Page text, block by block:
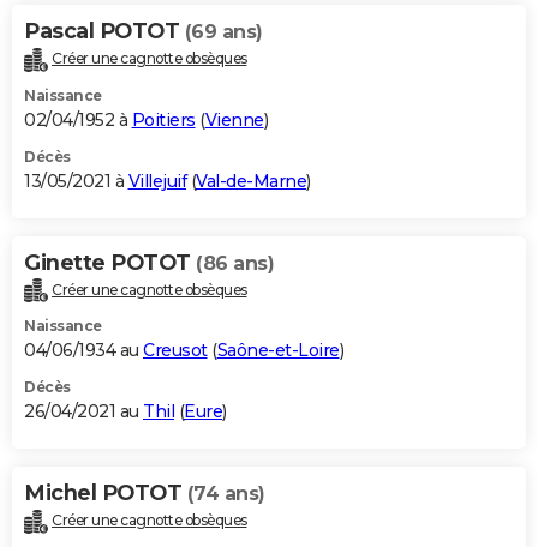
Pascal POTOT (69 ans)
Créer une cagnotte obsèques
Naissance
02/04/1952 à Poitiers (Vienne)
Décès
13/05/2021 à Villejuif(Val-de-Marne)
Ginette POTOT (86 ans)
Créer une cagnotte obsèques
Naissance
04/06/1934 au Creusot(Saône-et-Loire)
Décès
26/04/2021 au Thil (Eure)
Michel POTOT (74 ans)
Créer une cagnotte obsèques